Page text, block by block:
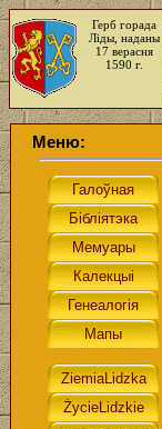
Герб горада
Ліды, наданы
17 верасня
1590 г.
Меню: